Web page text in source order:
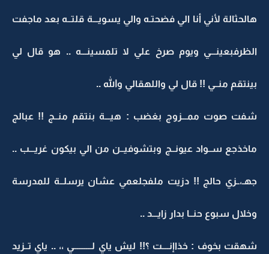
هالحثالة لأني أنا الي فضحتـه والي يسويـــة قلتــه بعد ماجفت
الظرفبعينـــي ويوم صرخ علي لا تلمسينـــه .. هو قال لي
بينتقم منــي !! قال لي واللهقالي والله ..
شفت صوت ممـــزوج بغضب : هيـــة بنتقم منــج !! عبالج
ماخذجع ســواد عيونــج وبتشوفيــن من الي بيكون غريـــب ..
جهـ،ــزي حالج !! دزيت ملفجلعمي عشان يرسلــة للمدرسة
وخلال سبوع حنــا بدار زايـــد ..
شهقت بخوف : خذاإنــــت ؟!! ليش ياي لــــــــــي ،، .. ياي تــزيد